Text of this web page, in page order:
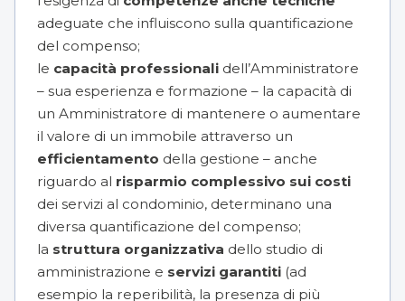
adeguate che influiscono sulla quantificazione
del compenso;
le capacità professionali dell’Amministratore
– sua esperienza e formazione – la capacità di
un Amministratore di mantenere o aumentare
il valore di un immobile attraverso un
efficientamento della gestione – anche
riguardo al risparmio complessivo sui costi
dei servizi al condominio, determinano una
diversa quantificazione del compenso;
la struttura organizzativa dello studio di
amministrazione e servizi garantiti (ad
esempio la reperibilità, la presenza di più